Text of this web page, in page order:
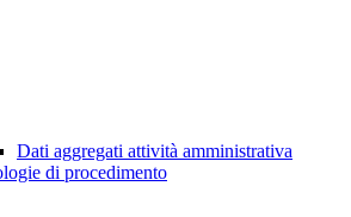
Dati aggregati attività amministrativa
di procedimento